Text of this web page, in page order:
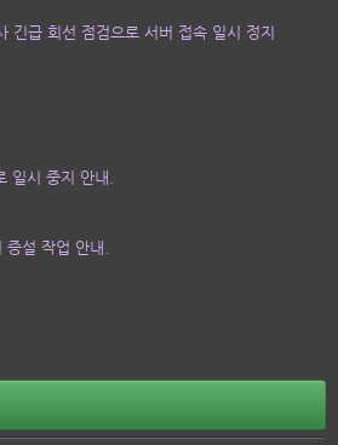
긴급 회선 점검으로 서버 접속 일시 정지
일시 중지 안내.
설 작업 안내.